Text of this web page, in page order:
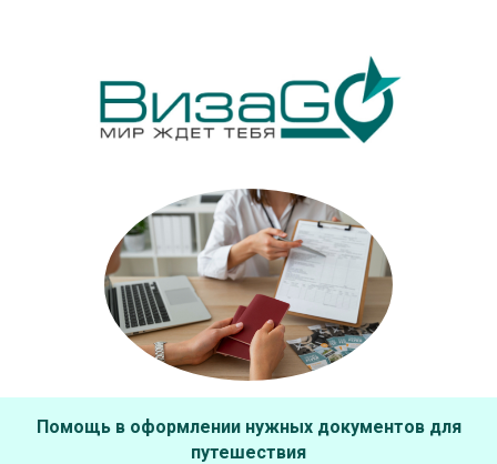
Помощь в оформлении нужных документов для
путешествия